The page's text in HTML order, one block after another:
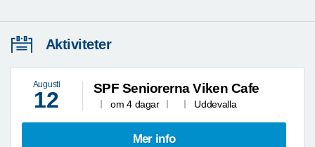
Aktiviteter
Augusti
12 SPF Seniorerna Viken Cafe
om 4 dagar Uddevalla
Mer info